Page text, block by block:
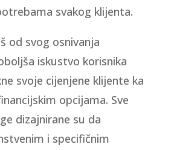
svakog klijenta.
od svog osnivanja
iskustvo korisnika
svoje cijenjene klijente ka
opcijama. Sve
dizajnirane su da
i specifičnim